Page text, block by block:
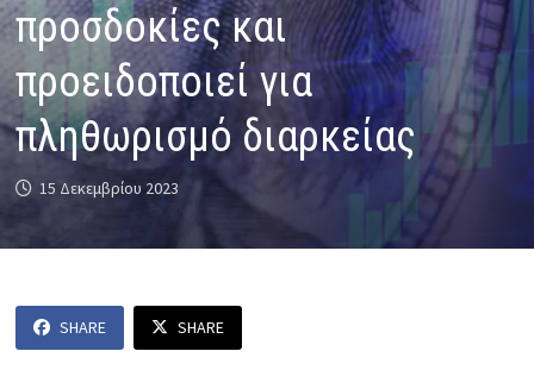
προσδοκίες και
προειδοποιεί για
πληθωρισμό διαρκείας
15 Δεκεμβρίου 2023
SHARE SHARE